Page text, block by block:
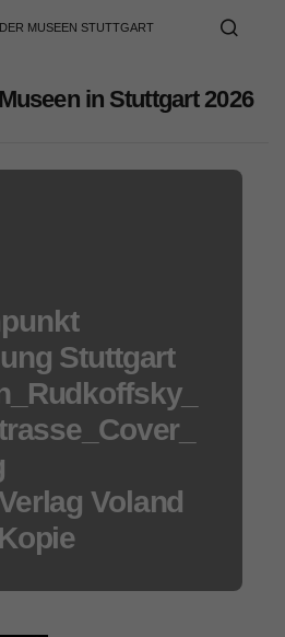
MUSEEN STUTTGART
in Stuttgart 2026
Stuttgart
Voland